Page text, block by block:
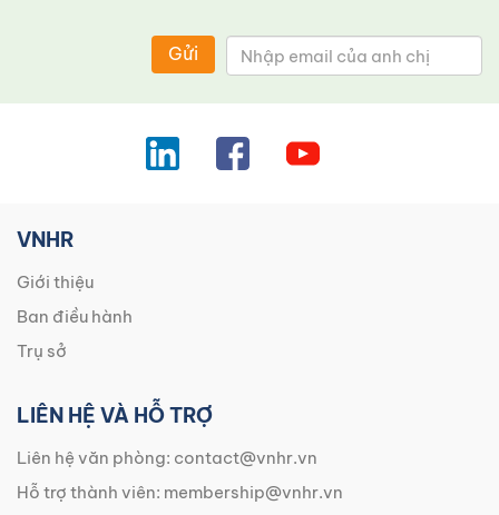
Gửi
VNHR
Giới thiệu
Ban điều hành
Trụ sở
LIÊN HỆ VÀ HỖ TRỢ
Liên hệ văn phòng: contact@vnhr.vn
Hỗ trợ thành viên: membership@vnhr.vn